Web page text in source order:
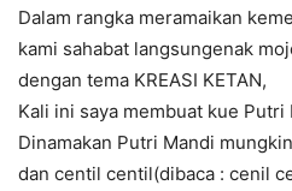
Dalam rangka meramaikan
kami sahabat langsungenak
dengan tema KREASI KETAN,
Kali ini saya membuat kue Putri
Dinamakan Putri Mandi
dan centil centil(dibaca : cenil